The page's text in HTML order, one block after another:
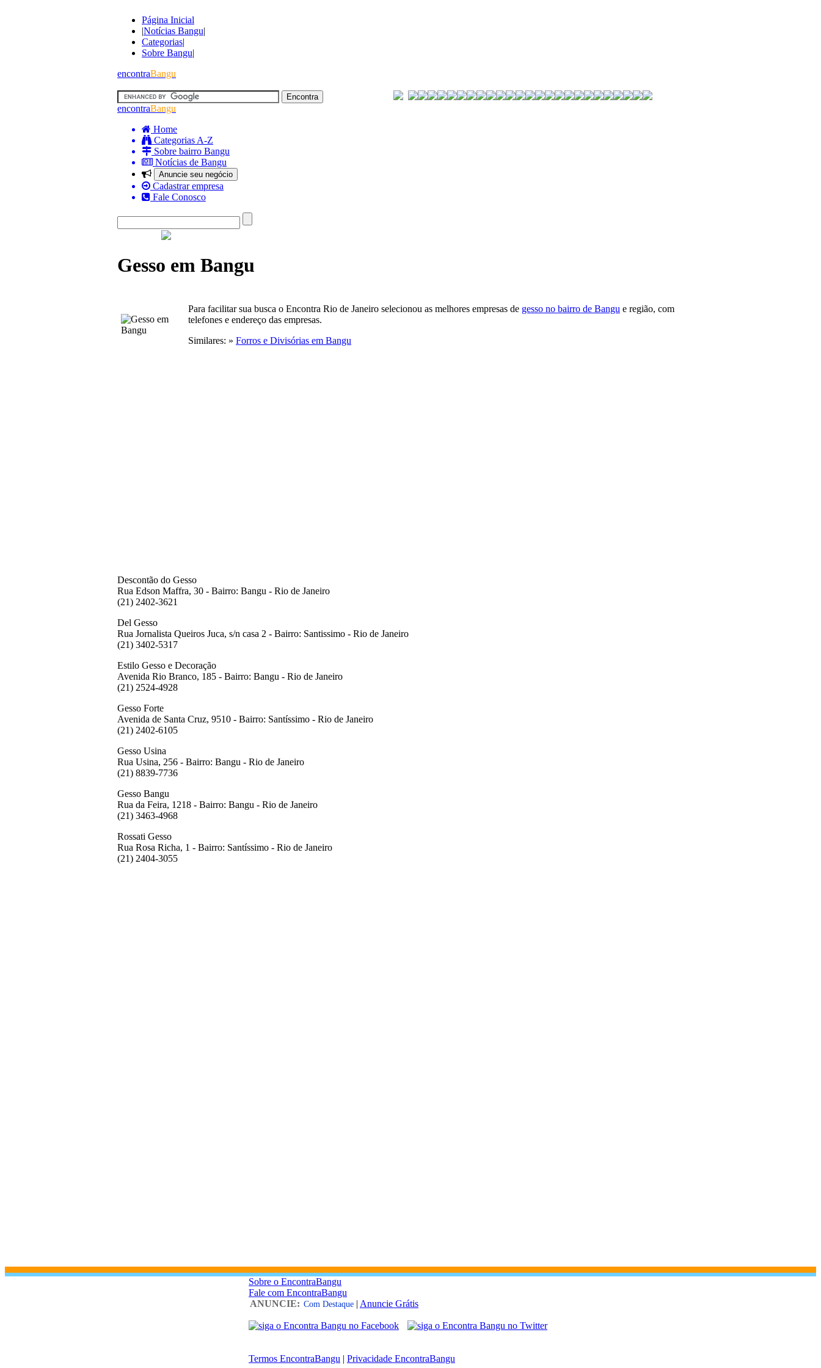
Página Inicial
|Notícias Bangu|
Categorias|
Sobre Bangu|
encontraBangu
encontraBangu
Home
Categorias A-Z
Sobre bairro Bangu
Notícias de Bangu
Anuncie seu negócio
Cadastrar empresa
Fale Conosco
Gesso em Bangu
Para facilitar sua busca o Encontra Rio de Janeiro selecionou as melhores empresas de gesso no bairro de Bangu e região, com
telefones e endereço das empresas.
Similares: » Forros e Divisórias em Bangu
Descontão do Gesso
Rua Edson Maffra, 30 - Bairro: Bangu - Rio de Janeiro
(21) 2402-3621
Del Gesso
Rua Jornalista Queiros Juca, s/n casa 2 - Bairro: Santissimo - Rio de Janeiro
(21) 3402-5317
Estilo Gesso e Decoração
Avenida Rio Branco, 185 - Bairro: Bangu - Rio de Janeiro
(21) 2524-4928
Gesso Forte
Avenida de Santa Cruz, 9510 - Bairro: Santíssimo - Rio de Janeiro
(21) 2402-6105
Gesso Usina
Rua Usina, 256 - Bairro: Bangu - Rio de Janeiro
(21) 8839-7736
Gesso Bangu
Rua da Feira, 1218 - Bairro: Bangu - Rio de Janeiro
(21) 3463-4968
Rossati Gesso
Rua Rosa Richa, 1 - Bairro: Santíssimo - Rio de Janeiro
(21) 2404-3055
Sobre o EncontraBangu
Fale com EncontraBangu
ANUNCIE: Com Destaque | Anuncie Grátis
Termos EncontraBangu | Privacidade EncontraBangu